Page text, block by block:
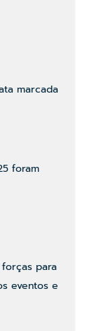
marcada
foram
forças para
eventos e